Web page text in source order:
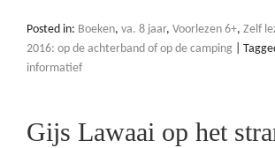
Posted in: Boeken, va. 8 jaar, Voorlezen 6+, Zelf
2016: op de achterband of op de camping
informatief
Gijs Lawaai op het